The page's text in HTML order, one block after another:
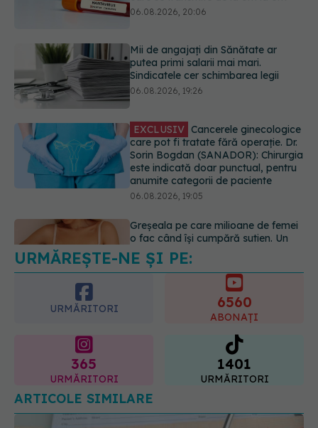
Sorin Bogdan (SANADOR): Chirurgia
este indicată doar punctual, pentru
anumite categorii de paciente
06.08.2026, 19:05
Greșeala pe care milioane de femei
o fac când își cumpără sutien. Un
medic explică metoda corectă
06.08.2026, 18:08
EXCLUSIV De ce unele paciente
la operație. Dr. Sorin Bogdan
(SANADOR): Intervenția
chirurgicală, doar în situații
particulare
URMĂREȘTE-NE ȘI PE:
URMĂRITORI 6560
365 1401
URMĂRITORI
ARTICOLE SIMILARE